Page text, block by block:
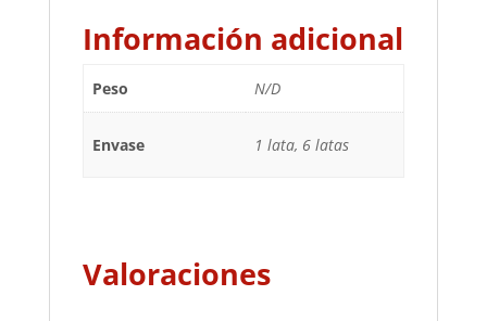
Información adicional
Peso N/D
Envase 1 lata, 6 latas
Valoraciones